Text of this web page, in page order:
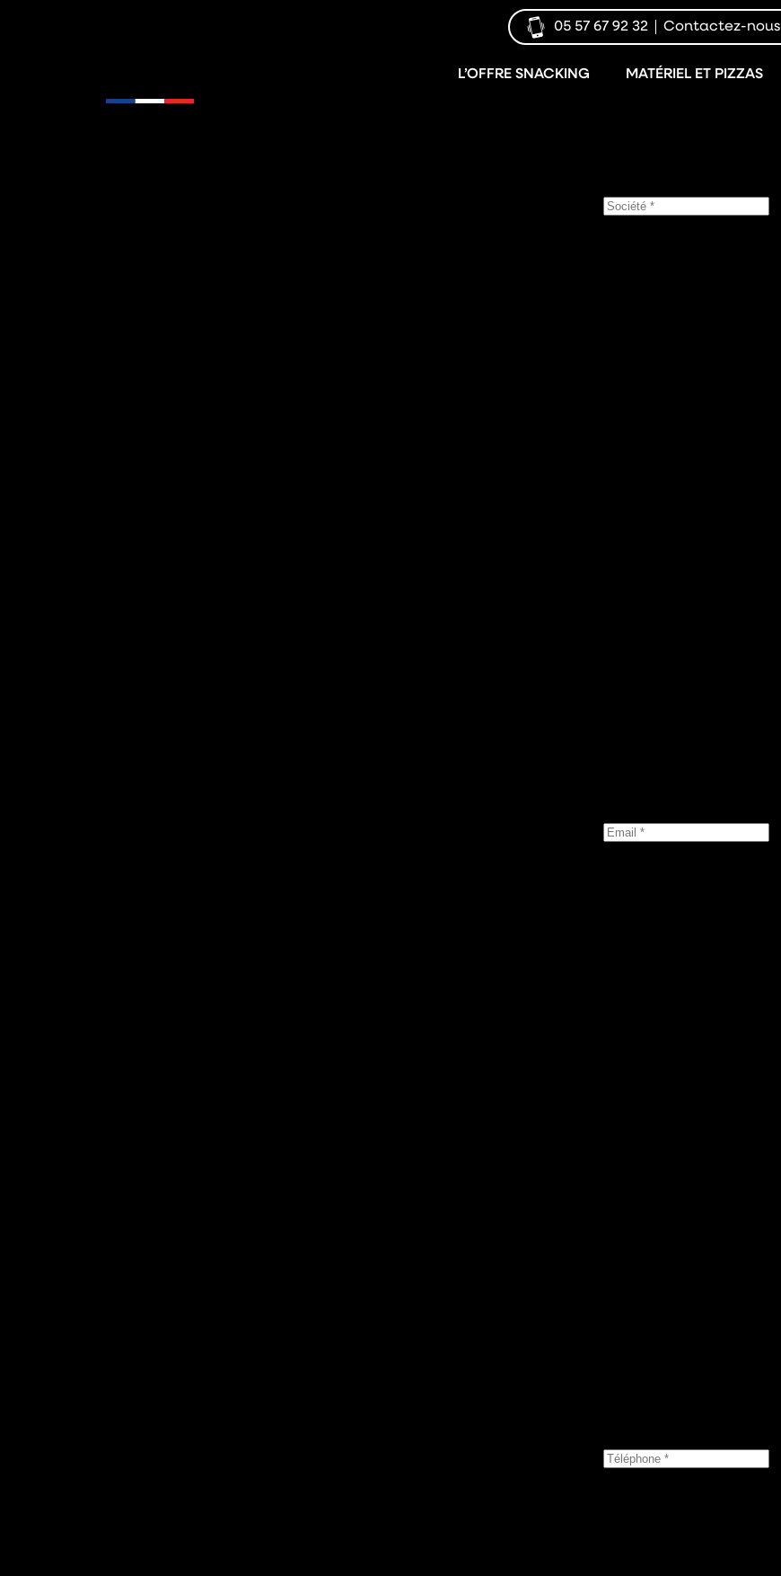
05 57 67 92 32 Contactez-nous
L’OFFRE SNACKING MATÉRIEL ET PIZZAS